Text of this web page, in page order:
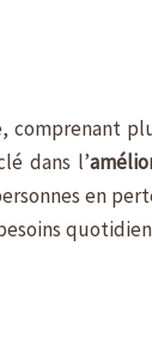
comprenant
dans l’
en